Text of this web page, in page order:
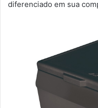
diferenciado em sua